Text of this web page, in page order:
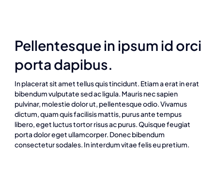
Pellentesque in ipsum id orci
porta dapibus.
In placerat sit amet tellus quis tincidunt. Etiam a erat in erat
bibendum vulputate sed ac ligula. Mauris nec sapien
pulvinar, molestie dolor ut, pellentesque odio. Vivamus
dictum, quam quis facilisis mattis, purus ante tempus
libero, eget luctus tortor risus ac purus. Quisque feugiat
porta dolor eget ullamcorper. Donec bibendum
consectetur sodales. In interdum vitae felis eu pretium.